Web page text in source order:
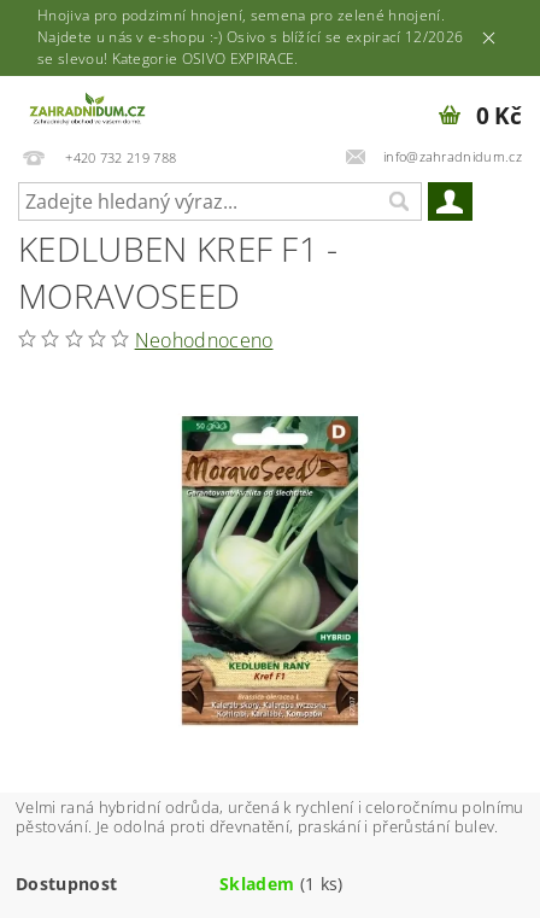
Hnojiva pro podzimní hnojení, semena pro zelené hnojení.
Najdete u nás v e-shopu :-) Osivo s blížící se expirací 12/2026
se slevou! Kategorie OSIVO EXPIRACE.
+420 732 219 788 info@zahradnidum.cz
0 Kč
KEDLUBEN KREF F1 -
MORAVOSEED
Neohodnoceno
Velmi raná hybridní odrůda, určená k rychlení i celoročnímu polnímu
pěstování. Je odolná proti dřevnatění, praskání i přerůstání bulev.
Dostupnost Skladem (1 ks)